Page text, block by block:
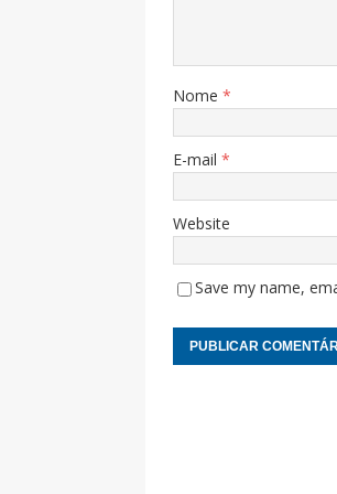
Nome *
E-mail *
Website
Save my name,